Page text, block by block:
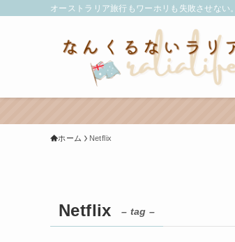
オーストラリア旅行もワーホリも失敗させない。
ホーム Netflix
Netflix – tag –